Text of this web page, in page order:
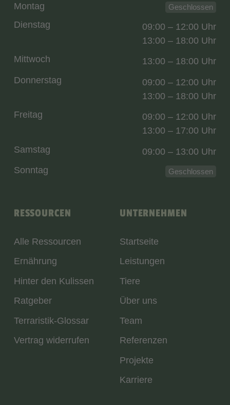
RESSOURCEN
Alle Ressourcen
Ernährung
Hinter den Kulissen
Ratgeber
Terraristik-Glossar
Vertrag widerrufen
UNTERNEHMEN
Startseite
Leistungen
Tiere
Über uns
Team
Referenzen
Projekte
Karriere
Montag Geschlossen
Dienstag
09:00 – 12:00 Uhr
13:00 – 18:00 Uhr
Mittwoch
13:00 – 18:00 Uhr
Donnerstag
09:00 – 12:00 Uhr
13:00 – 18:00 Uhr
Freitag
09:00 – 12:00 Uhr
13:00 – 17:00 Uhr
Samstag
09:00 – 13:00 Uhr
Sonntag
Geschlossen